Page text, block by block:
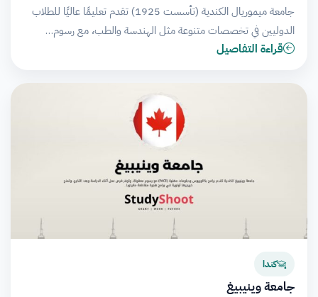
جامعة ميموريال الكندية (تأسست 1925) تقدم تعليمًا عاليًا للطلاب
الدوليين في تخصصات متنوعة مثل الهندسة والطب، مع رسوم…
قراءة التفاصيل
كندا
جامعة وينيبيغ